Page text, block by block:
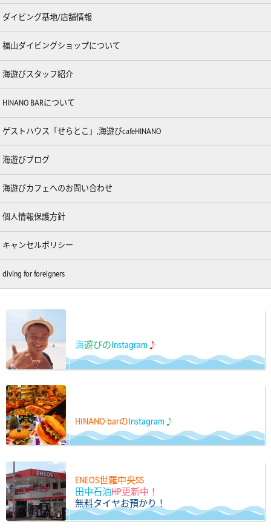
ダイビング基地/店舗情報
福山ダイビングショップについて
海遊びスタッフ紹介
HINANO BARについて
ゲストハウス「せらとこ」,海遊びcafeHINANO
海遊びブログ
海遊びカフェへのお問い合わせ
個人情報保護方針
キャンセルポリシー
diving for foreigners
海遊びのInstagram ♪
HINANO barのInstagram ♪
ENEOS世羅中央SS
田中石油HP更新中！
無料タイヤお預かり！